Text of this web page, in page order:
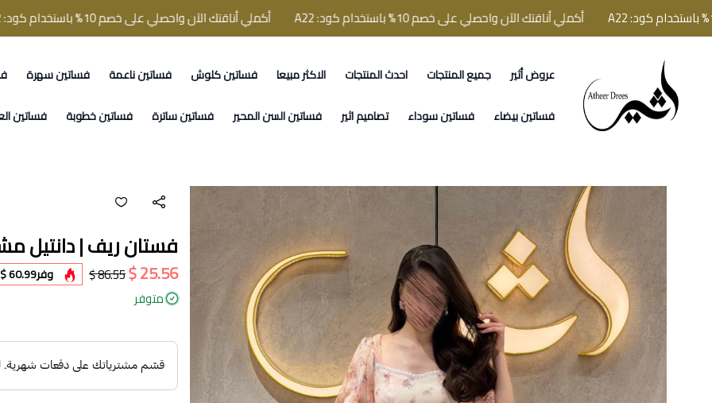
أكملي أناقتك الآن واحصلي على خصم 10% باستخدام كود: A22 أكملي أناقتك الآن واحصلي على خصم 10% باستخدام كود: A22
فساتين اثير
عروض أثير جميع المنتجات احدث المنتجات الاكثر مبيعا فساتين كلوش فساتين ناعمة فساتين سهرة
فساتين بيضاء
فساتين سوداء تصاميم اثير فساتين السن المحير فساتين ساترة فساتين خطوبة فساتين
فستان ريف | دانتيل
25.56 $
86.55 $ وفر60.99 $
متوفر